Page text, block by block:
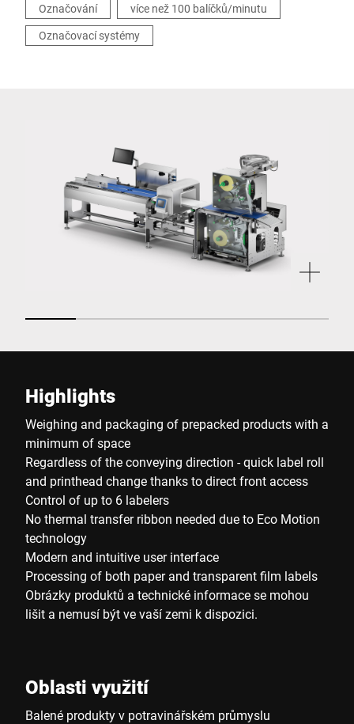
Označování
více než 100 balíčků/minutu
Označovací systémy
Highlights
Weighing and packaging of prepacked products with a
minimum of space
Regardless of the conveying direction - quick label roll
and printhead change thanks to direct front access
Control of up to 6 labelers
No thermal transfer ribbon needed due to Eco Motion
technology
Modern and intuitive user interface
Processing of both paper and transparent film labels
Obrázky produktů a technické informace se mohou
lišit a nemusí být ve vaší zemi k dispozici.
Oblasti využití
Balené produkty v potravinářském průmyslu